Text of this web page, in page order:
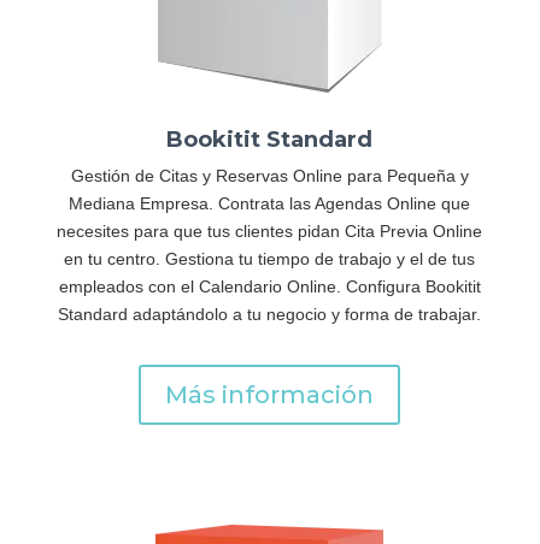
Bookitit Standard
Gestión de Citas y Reservas Online para Pequeña y
Mediana Empresa. Contrata las Agendas Online que
necesites para que tus clientes pidan Cita Previa Online
en tu centro. Gestiona tu tiempo de trabajo y el de tus
empleados con el Calendario Online. Configura Bookitit
Standard adaptándolo a tu negocio y forma de trabajar.
Más información